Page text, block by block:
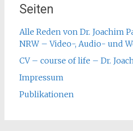
Seiten
Alle Reden von Dr. Joachim
NRW – Video-, Audio- und
CV – course of life – Dr.
Impressum
Publikationen